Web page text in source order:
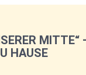
MITTE“
HAUSE